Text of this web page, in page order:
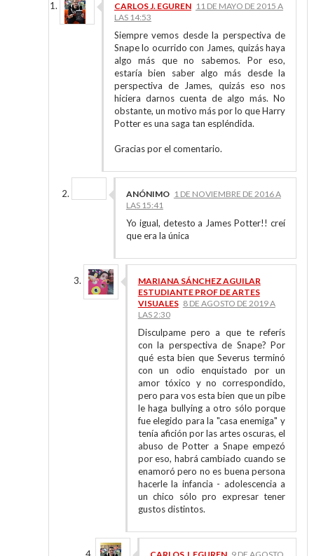
CARLOS J. EGUREN 11 DE MAYO DE 2015 A
LAS 14:53
Siempre vemos desde la perspectiva de
Snape lo ocurrido con James, quizás haya
algo más que no sabemos. Por eso,
estaría bien saber algo más desde la
perspectiva de James, quizás eso nos
hiciera darnos cuenta de algo más. No
obstante, un motivo más por lo que Harry
Potter es una saga tan espléndida.
Gracias por el comentario.
ANÓNIMO 1 DE NOVIEMBRE DE 2016 A
LAS 15:41
Yo igual, detesto a James Potter!! creí
que era la única
MARIANA SÁNCHEZ AGUILAR
ESTUDIANTE PROF DE ARTES
VISUALES 8 DE AGOSTO DE 2019 A
LAS 2:30
Disculpame pero a que te referís
con la perspectiva de Snape? Por
qué esta bien que Severus terminó
con un odio enquistado por un
amor tóxico y no correspondido,
pero para vos esta bien que un pibe
le haga bullying a otro sólo porque
fue elegido para la "casa enemiga" y
tenía afición por las artes oscuras, el
abuso de Potter a Snape empezó
por eso, habrá cambiado cuando se
enamoró pero no es buena persona
hacerle la infancia - adolescencia a
un chico sólo pro expresar tener
gustos distintos.